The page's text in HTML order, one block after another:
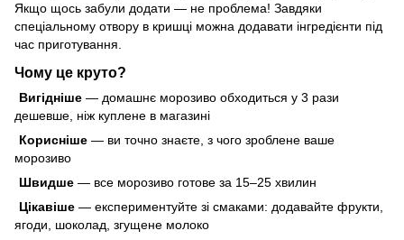
Якщо щось забули додати — не проблема! Завдяки
спеціальному отвору в кришці можна додавати інгредієнти під
час приготування.
Чому це круто?
Вигідніше — домашнє морозиво обходиться у 3 рази
дешевше, ніж куплене в магазині
Корисніше — ви точно знаєте, з чого зроблене ваше
морозиво
Швидше — все морозиво готове за 15–25 хвилин
Цікавіше — експериментуйте зі смаками: додавайте фрукти,
ягоди, шоколад, згущене молоко